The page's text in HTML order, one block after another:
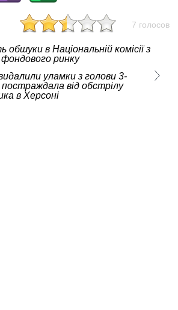
7 голосов
в Національній комісії з
фондового ринку
уламки з голови 3-
постраждала від обстрілу
в Херсоні